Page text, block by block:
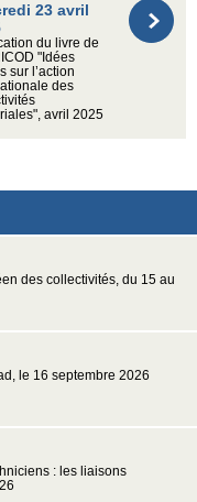
23 avril
du livre de
"Idées
sur l’action
des
avril 2025
des collectivités, du 15 au
le 16 septembre 2026
: les liaisons